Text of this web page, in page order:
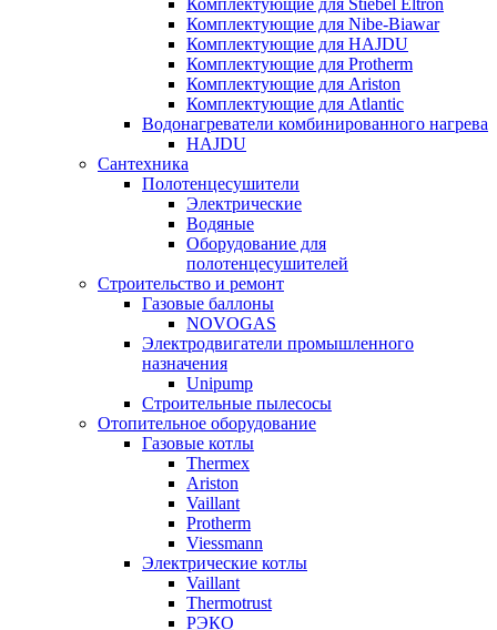
Комплектующие для Stiebel Eltron
Комплектующие для Nibe-Biawar
Комплектующие для HAJDU
Комплектующие для Protherm
Комплектующие для Ariston
Комплектующие для Atlantic
Водонагреватели комбинированного нагрева
HAJDU
Сантехника
Полотенцесушители
Электрические
Водяные
Оборудование для
полотенцесушителей
Строительство и ремонт
Газовые баллоны
NOVOGAS
Электродвигатели промышленного
назначения
Unipump
Строительные пылесосы
Отопительное оборудование
Газовые котлы
Thermex
Ariston
Vaillant
Protherm
Viessmann
Электрические котлы
Vaillant
Thermotrust
РЭКО